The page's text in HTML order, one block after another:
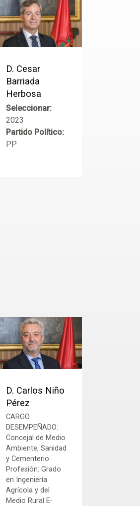
D. Cesar
Barriada
Herbosa
Seleccionar:
2023
Partido Político:
PP
D. Carlos Niño
Pérez
CARGO
DESEMPEÑADO:
Concejal de Medio
Ambiente, Sanidad
y Cementerio
Profesión: Grado
en Ingeniería
Agrícola y del
Medio Rural E-